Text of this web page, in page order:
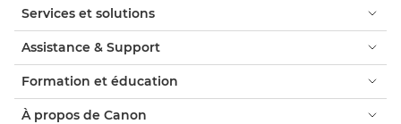
Services et solutions
Assistance & Support
Formation et éducation
À propos de Canon